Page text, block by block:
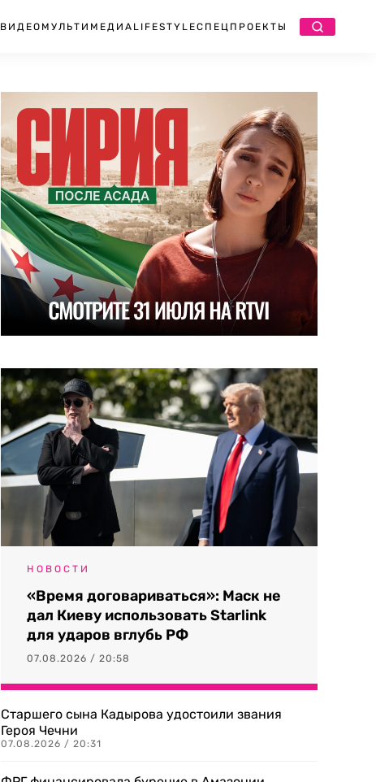
ВИДЕО МУЛЬТИМЕДИА LIFESTYLEСПЕЦПРОЕКТЫ
НОВОСТИ
«Время договариваться»: Маск не
дал Киеву использовать Starlink
для ударов вглубь РФ
07.08.2026 / 20:58
Старшего сына Кадырова удостоили звания
Героя Чечни
07.08.2026 / 20:31